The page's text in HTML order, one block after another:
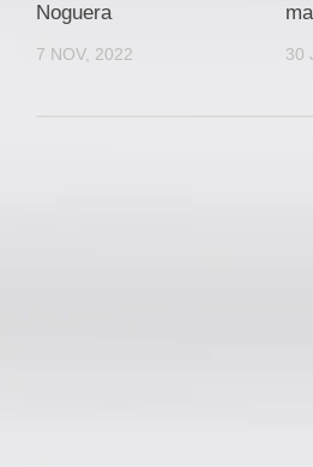
Noguera
7 NOV, 2022 30